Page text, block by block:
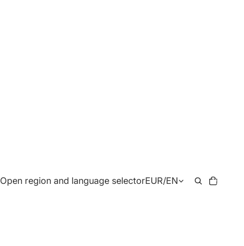
Open region and language selectorEUR/EN
items
in